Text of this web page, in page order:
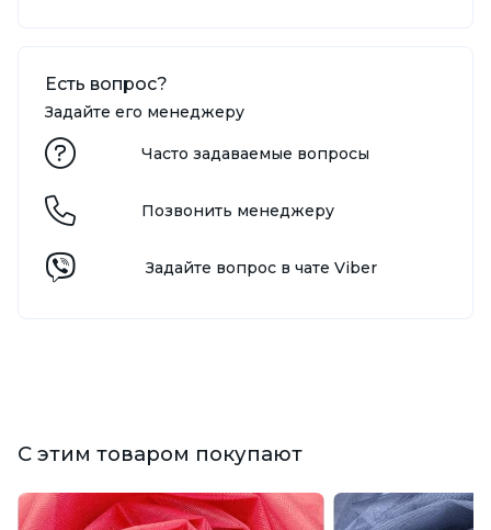
Есть вопрос?
Задайте его менеджеру
Часто задаваемые вопросы
Позвонить менеджеру
Задайте вопрос в чате Viber
С этим товаром покупают